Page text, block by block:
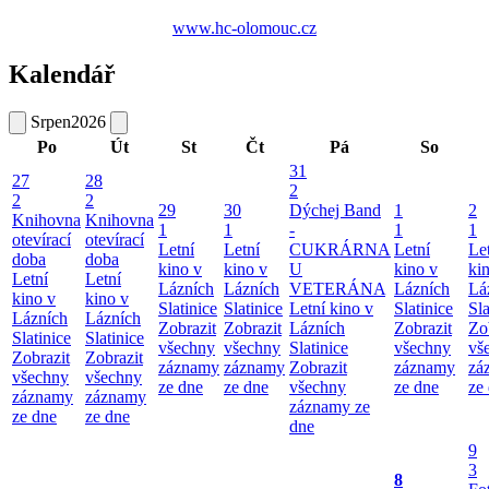
www.hc-olomouc.cz
Kalendář
Srpen2026
Po
Út St Čt Pá
So
27
2
Knihovna
otevírací
doba
Letní
kino v
Lázních
Slatinice
Zobrazit
všechny
záznamy
ze dne
28
2
Knihovna
otevírací
doba
Letní
kino v
Lázních
Slatinice
Zobrazit
všechny
záznamy
ze dne
29
1
Letní
kino v
Lázních
Slatinice
Zobrazit
všechny
záznamy
ze dne
30
1
Letní
kino v
Lázních
Slatinice
Zobrazit
všechny
záznamy
ze dne
31
2
Dýchej Band
-
CUKRÁRNA
U
VETERÁNA
Letní kino v
Lázních
Slatinice
Zobrazit
všechny
záznamy ze
dne
1
1
Letní
kino v
Lázních
Slatinice
Zobrazit
všechny
záznamy
ze dne
2
1
ze
8
9
3